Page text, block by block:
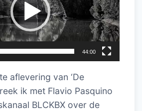
44:00
aflevering van ‘De
ik met Flavio Pasquino
BLCKBX over de